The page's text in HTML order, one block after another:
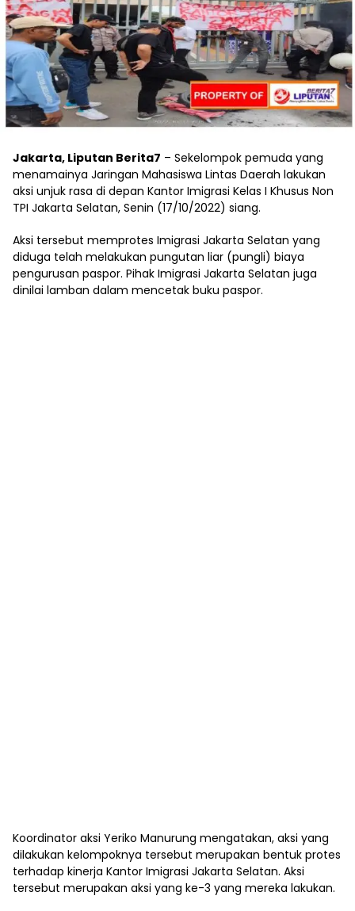
Jakarta, Liputan Berita7 – Sekelompok pemuda yang
menamainya Jaringan Mahasiswa Lintas Daerah lakukan
aksi unjuk rasa di depan Kantor Imigrasi Kelas I Khusus Non
TPI Jakarta Selatan, Senin (17/10/2022) siang.
Aksi tersebut memprotes Imigrasi Jakarta Selatan yang
diduga telah melakukan pungutan liar (pungli) biaya
pengurusan paspor. Pihak Imigrasi Jakarta Selatan juga
dinilai lamban dalam mencetak buku paspor.
Koordinator aksi Yeriko Manurung mengatakan, aksi yang
dilakukan kelompoknya tersebut merupakan bentuk protes
terhadap kinerja Kantor Imigrasi Jakarta Selatan. Aksi
tersebut merupakan aksi yang ke-3 yang mereka lakukan.